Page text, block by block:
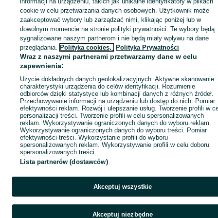
sprzedającym
Zaloguj się / Załóż konto
Zadzwoń / SMS
cookie w celu przetwarzania danych osobowych. Użytkownik może
zaakceptować wybory lub zarządzać nimi, klikając poniżej lub w
dowolnym momencie na stronie polityki prywatności. Te wybory będą
sygnalizowane naszym partnerom i nie będą miały wpływu na dane
przeglądania. Polityka cookies, Polityka Prywatności
Wraz z naszymi partnerami przetwarzamy dane w celu
zapewnienia:
Użycie dokładnych danych geolokalizacyjnych. Aktywne skanowanie
charakterystyki urządzenia do celów identyfikacji. Rozumienie
odbiorców dzięki statystyce lub kombinacji danych z różnych źródeł.
Przechowywanie informacji na urządzeniu lub dostęp do nich. Pomiar
efektywności reklam. Rozwój i ulepszanie usług. Tworzenie profili w
personalizacji treści. Tworzenie profili w celu spersonalizowanych
reklam. Wykorzystywanie ograniczonych danych do wyboru reklam.
Wykorzystywanie ograniczonych danych do wyboru treści. Pomiar
efektywności treści. Wykorzystanie profili do wyboru
spersonalizowanych reklam. Wykorzystywanie profili w celu doboru
spersonalizowanych treści.
Lista partnerów (dostawców)
Akceptuj wszystkie
Akceptuj niezbędne